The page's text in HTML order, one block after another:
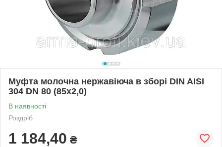
Муфта молочна нержавіюча в зборі DIN AISI
304 DN 80 (85x2,0)
В наявності
Роздріб
1 184,40 ₴